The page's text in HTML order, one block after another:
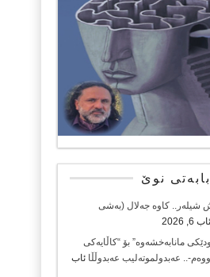
بابەتی نوێ
شیلەر.. کاوە جەلال (بەشی
ئاب 6, 2026
مانابەخشەوە” بۆ “کاڵایەکی
.. عەبدولموتەلیب عەبدوڵڵا ئاب